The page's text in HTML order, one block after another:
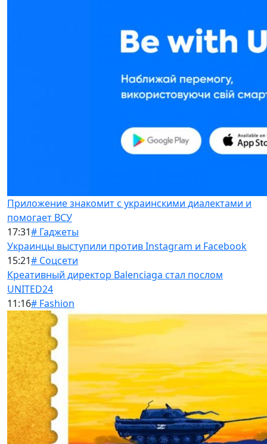
Приложение знакомит с украинскими диалектами и
помогает ВСУ
17:31# Гаджеты
Украинцы выступили против Instagram и Facebook
15:21# Соцсети
Креативный директор Balenciaga стал послом
UNITED24
11:16# Fashion